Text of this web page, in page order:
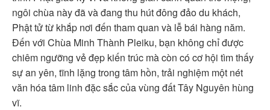
ngôi chùa này đã và đang thu hút đông đảo du khách,
Phật tử từ khắp nơi đến tham quan và lễ bái hàng năm.
Đến với Chùa Minh Thành Pleiku, bạn không chỉ được
chiêm ngưỡng vẻ đẹp kiến trúc mà còn có cơ hội tìm thấy
sự an yên, tĩnh lặng trong tâm hồn, trải nghiệm một nét
văn hóa tâm linh đặc sắc của vùng đất Tây Nguyên hùng
vĩ.